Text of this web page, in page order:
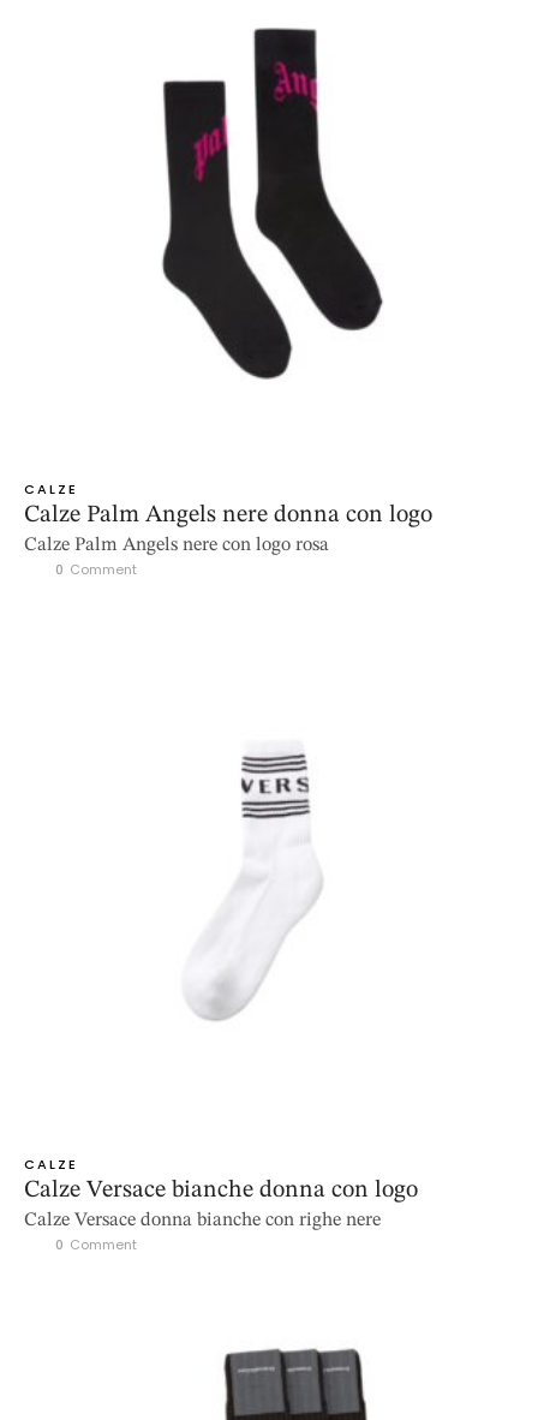
CALZE
Calze Palm Angels nere donna con logo
Calze Palm Angels nere con logo rosa
0 Comment
CALZE
Calze Versace bianche donna con logo
Calze Versace donna bianche con righe nere
0 Comment